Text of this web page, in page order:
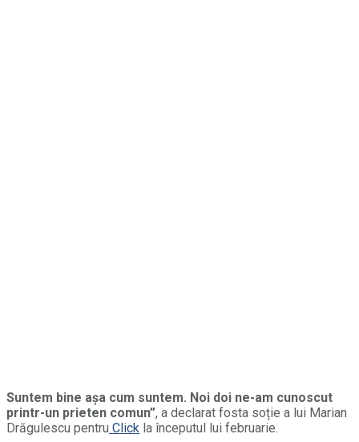
Suntem bine așa cum suntem. Noi doi ne-am cunoscut
printr-un prieten comun”, a declarat fosta soție a lui Marian
Drăgulescu pentru Click la începutul lui februarie.